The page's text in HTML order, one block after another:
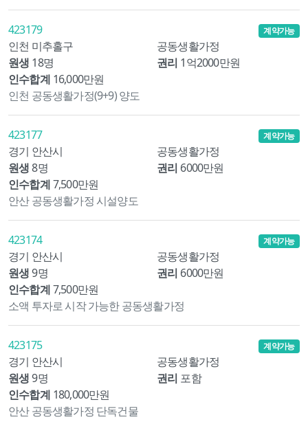
423179
인천 미추홀구
공동생활가정
원생 18명 권리 1억2000만원
인수합계 16,000만원
계약가능
인천 공동생활가정(9+9) 양도
423177
경기 안산시
공동생활가정
원생 8명 권리 6000만원
인수합계7,500만원
계약가능
안산 공동생활가정 시설양도
423174
경기 안산시
공동생활가정
원생 9명 권리 6000만원
인수합계7,500만원
계약가능
소액 투자로 시작 가능한 공동생활가정
423175
경기 안산시
공동생활가정
원생 9명 권리 포함
인수합계 180,000만원
계약가능
안산 공동생활가정 단독건물